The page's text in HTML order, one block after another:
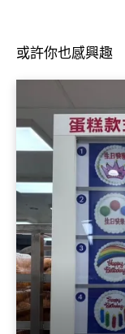
或許你也感興趣